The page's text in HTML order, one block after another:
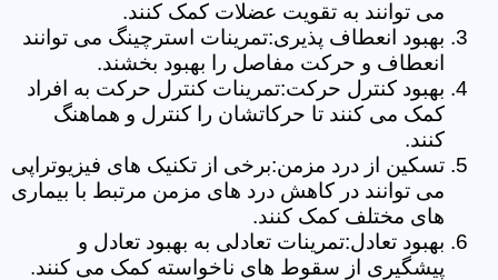
می توانند به تقویت عضلات کمک کنند.
بهبود انعطاف پذیری:تمرینات استرچینگ می توانند
انعطاف و حرکت مفاصل را بهبود بخشند.
بهبود کنترل حرکت:تمرینات کنترل حرکت به افراد
کمک می کنند تا حرکاتشان را کنترل و هماهنگ
کنند.
تسکین از درد مزمن:برخی از تکنیک های فیزیوتراپی
می توانند در کاهش درد های مزمن مرتبط با بیماری
های مختلف کمک کنند.
بهبود تعادل:تمرینات تعادلی به بهبود تعادل و
پیشگیری از سقوط های ناخواسته کمک می کنند.